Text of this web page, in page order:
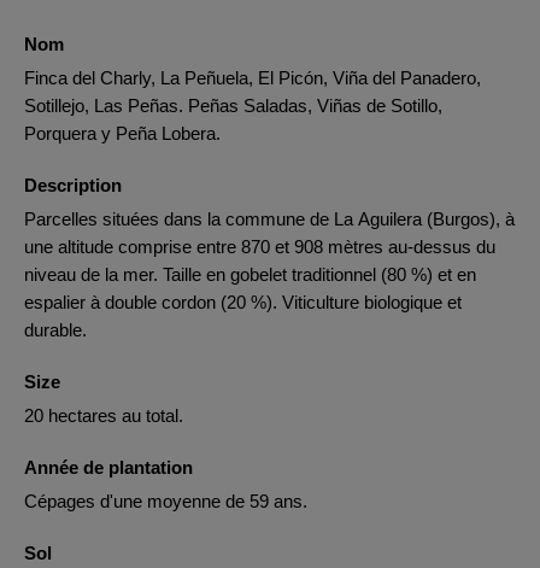
Nom
Finca del Charly, La Peñuela, El Picón, Viña del Panadero,
Sotillejo, Las Peñas. Peñas Saladas, Viñas de Sotillo,
Porquera y Peña Lobera.
Description
Parcelles situées dans la commune de La Aguilera (Burgos), à
une altitude comprise entre 870 et 908 mètres au-dessus du
niveau de la mer. Taille en gobelet traditionnel (80 %) et en
espalier à double cordon (20 %). Viticulture biologique et
durable.
Size
20 hectares au total.
Année de plantation
Cépages d'une moyenne de 59 ans.
Sol